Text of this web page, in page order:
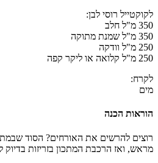
לקוקטייל רוסי לבן:
350 מ"ל חלב
350 מ"ל שמנת מתוקה
250 מ"ל וודקה
250 מ"ל קלואה או ליקר קפה
לקרח:
מים
הוראות הכנה
רוצים להרשים את האורחים? הסוד
מראש, ואז הרכבת המתכון בזריזות בדיוק